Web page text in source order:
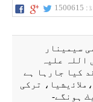
1500615
للعالمين ٬٬ عالمی سيمينار
اللہ علیہ
كيا جارہا ہے
تركی
ہونگے-